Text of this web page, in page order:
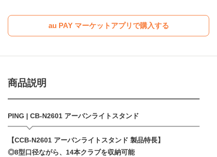
au PAY マーケットアプリで購入する
商品説明
PING | CB-N2601 アーバンライトスタンド
【CCB-N2601 アーバンライトスタンド 製品特長】
◎8型口径ながら、14本クラブを収納可能